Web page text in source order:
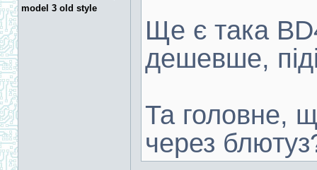
model 3 old style
Ще є така
дешевше,
Та головне,
через